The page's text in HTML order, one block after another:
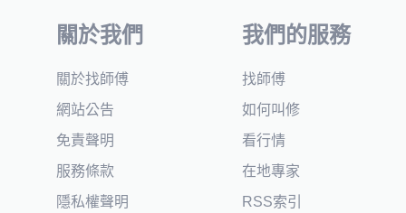
關於我們
關於找師傅
網站公告
免責聲明
服務條款
隱私權聲明
我們的服務
找師傅
如何叫修
看行情
在地專家
RSS索引